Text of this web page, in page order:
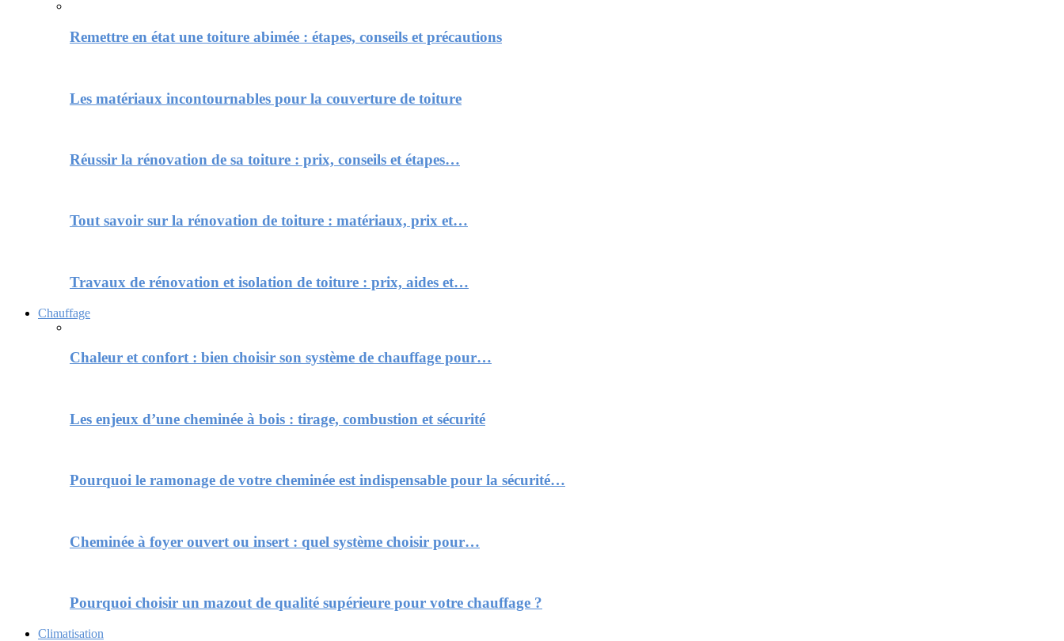
Remettre en état une toiture abimée : étapes, conseils et précautions
Les matériaux incontournables pour la couverture de toiture
Réussir la rénovation de sa toiture : prix, conseils et étapes…
Tout savoir sur la rénovation de toiture : matériaux, prix et…
Travaux de rénovation et isolation de toiture : prix, aides et…
Chauffage
Chaleur et confort : bien choisir son système de chauffage pour…
Les enjeux d’une cheminée à bois : tirage, combustion et sécurité
Pourquoi le ramonage de votre cheminée est indispensable pour la sécurité…
Cheminée à foyer ouvert ou insert : quel système choisir pour…
Pourquoi choisir un mazout de qualité supérieure pour votre chauffage ?
Climatisation